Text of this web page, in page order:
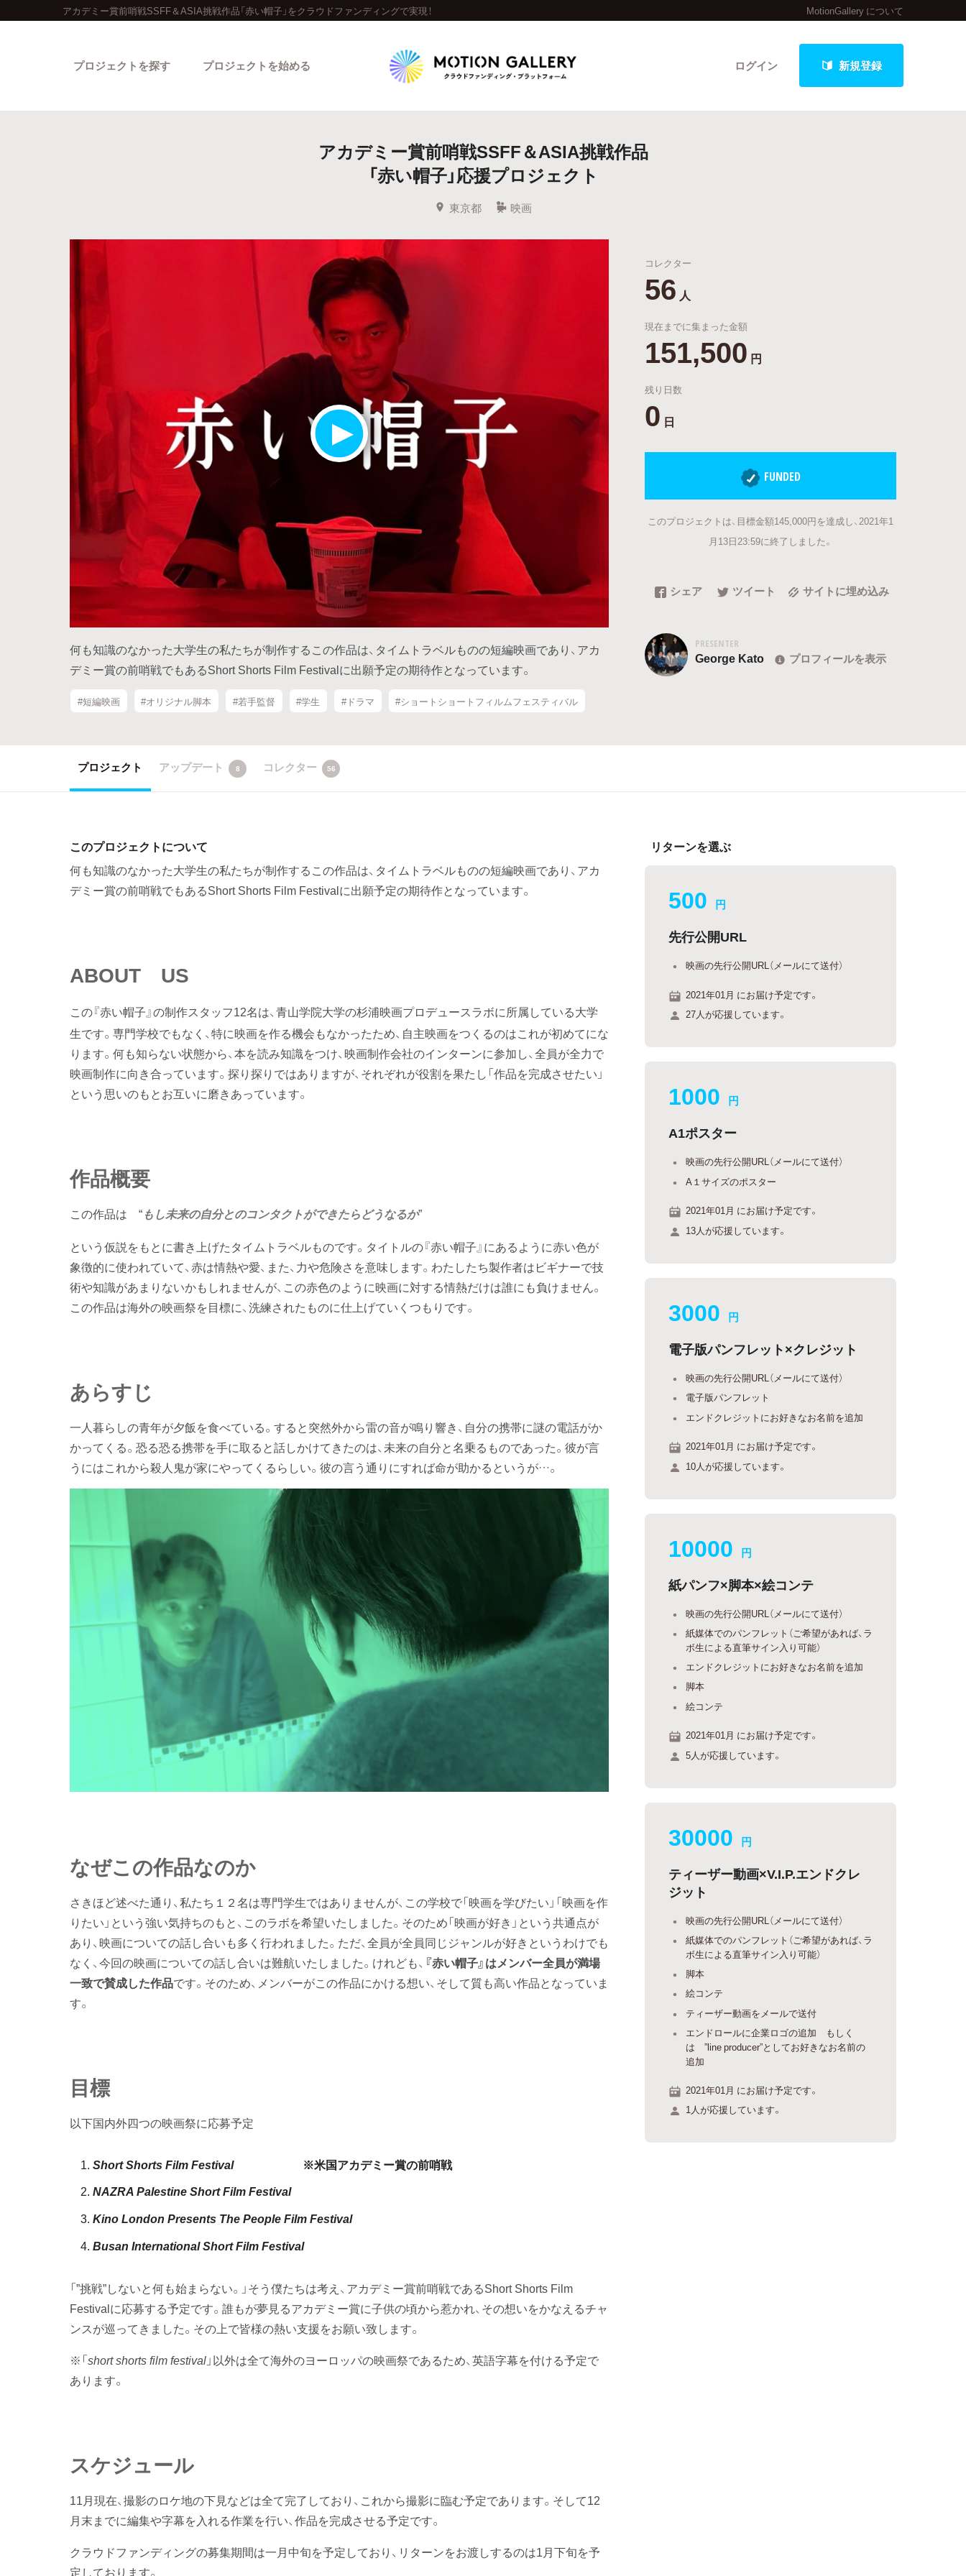
アカデミー賞前哨戦SSFF＆ASIA挑戦作品「赤い帽子」をクラウドファンディングで実現！ MotionGallery について
ログイン 新規登録
プロジェクトを探す
人気のプロジェクト 新着プロジェクト 終了間近のプロジェクト
Feature
カテゴリーから探す タグから探す キュレーターから探す 特集から探す
最新達成プロジェクト
プロジェクトを始める
アカデミー賞前哨戦SSFF＆ASIA挑戦作品
「赤い帽子」応援プロジェクト
東京都 映画
何も知識のなかった大学生の私たちが制作するこの作品は、タイムトラベルものの短編映画であり、アカ
デミー賞の前哨戦でもあるShort Shorts Film Festivalに出願予定の期待作となっています。
#短編映画 #オリジナル脚本 #若手監督 #学生 #ドラマ #ショートショートフィルムフェスティバル
コレクター
56 人
現在までに集まった金額
151,500 円
残り日数
0 日
FUNDED
このプロジェクトは、目標金額145,000円を達成し、2021年1
月13日23:59に終了しました。
シェア ツイート サイトに埋め込み
PRESENTER
George Kato プロフィールを表示
プロジェクト アップデート 8 コレクター 56
このプロジェクトについて
何も知識のなかった大学生の私たちが制作するこの作品は、タイムトラベルものの短編映画であり、アカ
デミー賞の前哨戦でもあるShort Shorts Film Festivalに出願予定の期待作となっています。
ABOUT US
この『赤い帽子』の制作スタッフ12名は、青山学院大学の杉浦映画プロデュースラボに所属している大学
生です。専門学校でもなく、特に映画を作る機会もなかったため、自主映画をつくるのはこれが初めてにな
ります。何も知らない状態から、本を読み知識をつけ、映画制作会社のインターンに参加し、全員が全力で
映画制作に向き合っています。探り探りではありますが、それぞれが役割を果たし「作品を完成させたい」
という思いのもとお互いに磨きあっています。
作品概要
この作品は “ もし未来の自分とのコンタクトができたらどうなるか”
という仮説をもとに書き上げたタイムトラベルものです。タイトルの『赤い帽子』にあるように赤い色が
象徴的に使われていて、赤は情熱や愛、また、力や危険さを意味します。わたしたち製作者はビギナーで技
術や知識があまりないかもしれませんが、この赤色のように映画に対する情熱だけは誰にも負けません。
この作品は海外の映画祭を目標に、洗練されたものに仕上げていくつもりです。
あらすじ
一人暮らしの青年が夕飯を食べている。すると突然外から雷の音が鳴り響き、自分の携帯に謎の電話がか
かってくる。恐る恐る携帯を手に取ると話しかけてきたのは、未来の自分と名乗るものであった。彼が言
うにはこれから殺人鬼が家にやってくるらしい。彼の言う通りにすれば命が助かるというが…。
なぜこの作品なのか
さきほど述べた通り、私たち１２名は専門学生ではありませんが、この学校で「映画を学びたい」「映画を作
りたい」という強い気持ちのもと、このラボを希望いたしました。そのため「映画が好き」という共通点が
あり、映画についての話し合いも多く行われました。ただ、全員が全員同じジャンルが好きというわけでも
なく、今回の映画についての話し合いは難航いたしました。けれども、 『赤い帽子』はメンバー全員が満場
一致で賛成した作品です。そのため、メンバーがこの作品にかける想い、そして質も高い作品となっていま
す。
目標
以下国内外四つの映画祭に応募予定
Short Shorts Film Festival ※米国アカデミー賞の前哨戦
NAZRA Palestine Short Film Festival
Kino London Presents The People Film Festival
Busan International Short Film Festival
「”挑戦”しないと何も始まらない。」そう僕たちは考え、アカデミー賞前哨戦であるShort Shorts Film
Festivalに応募する予定です。誰もが夢見るアカデミー賞に子供の頃から惹かれ、その想いをかなえるチャ
ンスが巡ってきました。その上で皆様の熱い支援をお願い致します。
※「short shorts film festival」以外は全て海外のヨーロッパの映画祭であるため、英語字幕を付ける予定で
あります。
スケジュール
11月現在、撮影のロケ地の下見などは全て完了しており、これから撮影に臨む予定であります。そして12
月末までに編集や字幕を入れる作業を行い、作品を完成させる予定です。
クラウドファンディングの募集期間は一月中旬を予定しており、リターンをお渡しするのは1月下旬を予
定しております。
リターンを選ぶ
500 円
先行公開URL
映画の先行公開URL（メールにて送付）
2021年01月 にお届け予定です。
27人が応援しています。
1000 円
A1ポスター
映画の先行公開URL（メールにて送付）
A１サイズのポスター
2021年01月 にお届け予定です。
13人が応援しています。
3000 円
電子版パンフレット×クレジット
映画の先行公開URL（メールにて送付）
電子版パンフレット
エンドクレジットにお好きなお名前を追加
2021年01月 にお届け予定です。
10人が応援しています。
10000 円
紙パンフ×脚本×絵コンテ
映画の先行公開URL（メールにて送付）
紙媒体でのパンフレット（ご希望があれば、ラ
ボ生による直筆サイン入り可能）
エンドクレジットにお好きなお名前を追加
脚本
絵コンテ
2021年01月 にお届け予定です。
5人が応援しています。
30000 円
ティーザー動画×V.I.P.エンドクレ
ジット
映画の先行公開URL（メールにて送付）
紙媒体でのパンフレット（ご希望があれば、ラ
ボ生による直筆サイン入り可能）
脚本
絵コンテ
ティーザー動画をメールで送付
エンドロールに企業ロゴの追加 もしく
は ”line producer”としてお好きなお名前の
追加
2021年01月 にお届け予定です。
1人が応援しています。